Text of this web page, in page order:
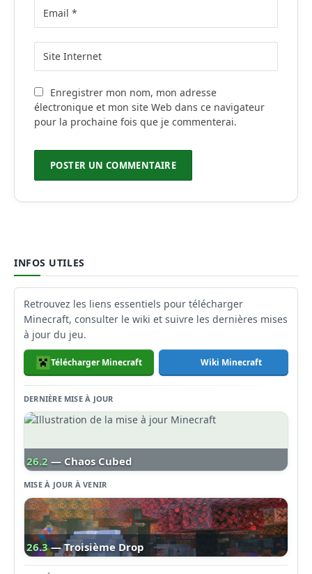
Enregistrer mon nom, mon adresse
électronique et mon site Web dans ce navigateur
pour la prochaine fois que je commenterai.
INFOS UTILES
Retrouvez les liens essentiels pour télécharger
Minecraft, consulter le wiki et suivre les dernières mises
à jour du jeu.
Télécharger Minecraft Wiki Minecraft
DERNIÈRE MISE À JOUR
26.2 — Chaos Cubed
MISE À JOUR À VENIR
26.3 — Troisième Drop